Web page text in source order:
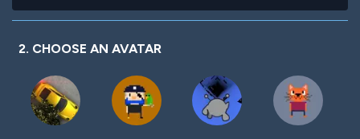
2. CHOOSE AN AVATAR